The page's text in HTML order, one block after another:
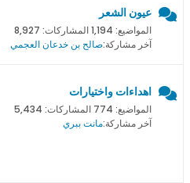
عيون الشعر
المواضيع: 1,194 المشاركات: 8,927
آخر مشاركة:صالح بن خدعان العجمي
اهداءات واختيارات
المواضيع: 774 المشاركات: 5,434
آخر مشاركة:مانت ببري